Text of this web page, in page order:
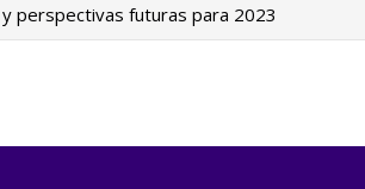
y perspectivas futuras para 2023